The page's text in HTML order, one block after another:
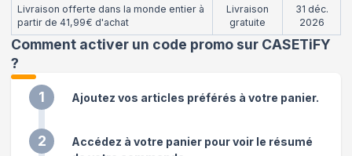
Livraison offerte dans la monde entier à
partir de 41,99€ d'achat
Livraison
gratuite
31 déc.
2026
Comment activer un code promo sur CASETiFY
?
1 Ajoutez vos articles préférés à votre panier.
2
Accédez à votre panier pour voir le résumé